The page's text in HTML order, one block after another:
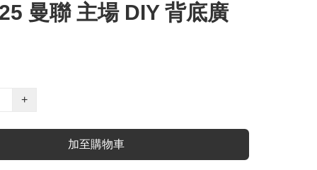
曼聯 主場 DIY 背底廣
+
加至購物車